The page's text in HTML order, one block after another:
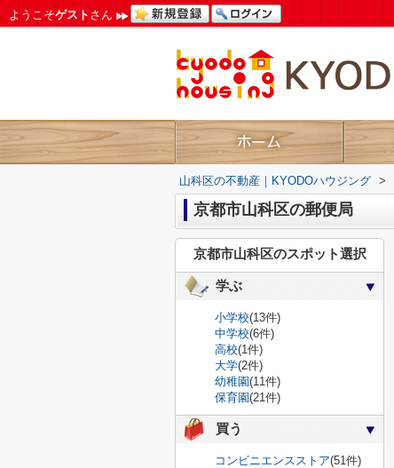
ようこそゲストさん
山科区の不動産｜KYODOハウジング >
京都市山科区の郵便局
京都市山科区のスポット選択
学ぶ
小学校(13件)
中学校(6件)
高校(1件)
大学(2件)
幼稚園(11件)
保育園(21件)
買う
コンビニエンスストア(51件)